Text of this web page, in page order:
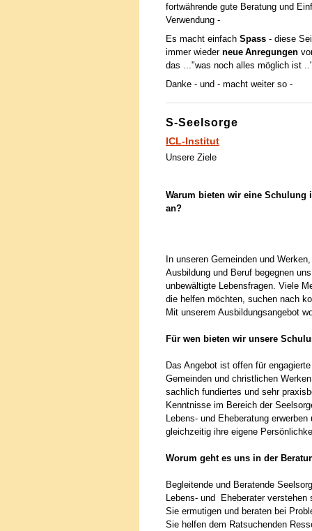
fortwährende gute Beratung und
Verwendung -
Es macht einfach Spass - diese
immer wieder neue Anregungen
das ..."was noch alles möglich ist
Danke - und - macht weiter so -
S-Seelsorge
ICL-Institut
Unsere Ziele
Warum bieten wir eine Schulung
an?
In unseren Gemeinden und
Ausbildung und Beruf begegnen
unbewältigte Lebensfragen. Viele
die helfen möchten, suchen nach
Mit unserem Ausbildungsangebot
Für wen bieten wir unsere
Das Angebot ist offen für
Gemeinden und christlichen
sachlich fundiertes und sehr
Kenntnisse im Bereich der
Lebens- und Eheberatung erwerben
gleichzeitig ihre eigene
Worum geht es uns in der
Begleitende und Beratende
Lebens- und Eheberater
Sie ermutigen und beraten bei
Sie helfen dem Ratsuchenden